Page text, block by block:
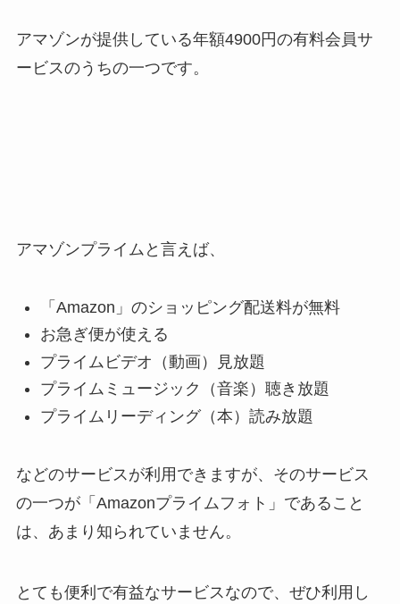
アマゾンが提供している年額4900円の有料会員サ
ービスのうちの一つです。
アマゾンプライムと言えば、
「Amazon」のショッピング配送料が無料
お急ぎ便が使える
プライムビデオ（動画）見放題
プライムミュージック（音楽）聴き放題
プライムリーディング（本）読み放題
などのサービスが利用できますが、そのサービス
の一つが「Amazonプライムフォト」であること
は、あまり知られていません。
とても便利で有益なサービスなので、ぜひ利用し